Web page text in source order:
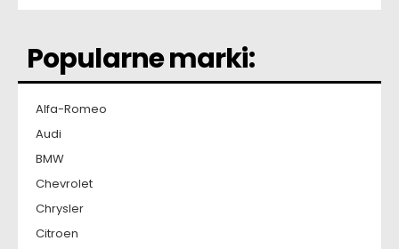
Popularne marki:
Alfa-Romeo
Audi
BMW
Chevrolet
Chrysler
Citroen